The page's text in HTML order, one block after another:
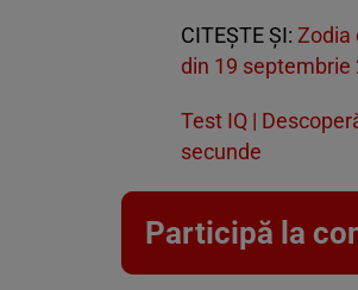
CITEȘTE ȘI: Zodia
din 19 septembrie
Test IQ |
secunde
Participă la